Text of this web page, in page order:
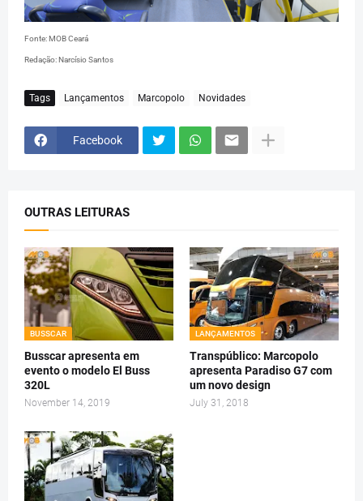
Fonte: MOB Ceará
Redação: Narcísio Santos
Tags Lançamentos Marcopolo Novidades
Facebook
OUTRAS LEITURAS
BUSSCAR
Busscar apresenta em
evento o modelo El Buss
320L
November 14, 2019
LANÇAMENTOS
Transpúblico: Marcopolo
apresenta Paradiso G7 com
um novo design
July 31, 2018